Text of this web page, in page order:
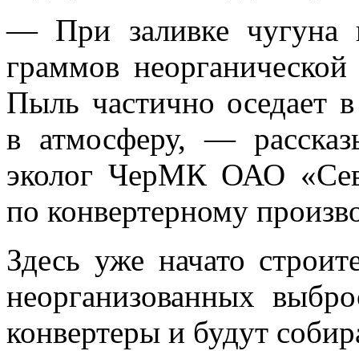
— При заливке чугуна
граммов
Пыль частично оседает
в атмосферу, —
эколог ЧерМК ОАО
по конвертерному
Здесь уже начато
неорганизованных
конвертеры и будут